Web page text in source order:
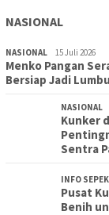
NASIONAL
NASIONAL 15 Juli 2026
Menko Pangan
Bersiap Jadi
NASIONAL
Kunker
Sentra
INFO
Pusat
Benih